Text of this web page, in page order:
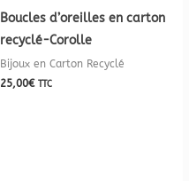
Boucles d’oreilles en carton
recyclé-Corolle
Bijoux en Carton Recyclé
25,00€ TTC